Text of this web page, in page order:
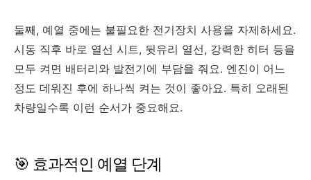
둘째, 예열 중에는 불필요한 전기장치 사용을 자제하세요.
시동 직후 바로 열선 시트, 뒷유리 열선, 강력한 히터 등을
모두 켜면 배터리와 발전기에 부담을 줘요. 엔진이 어느
정도 데워진 후에 하나씩 켜는 것이 좋아요. 특히 오래된
차량일수록 이런 순서가 중요해요.
🎯 효과적인 예열 단계